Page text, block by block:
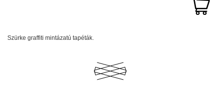
Szürke graffiti mintázatú tapéták.